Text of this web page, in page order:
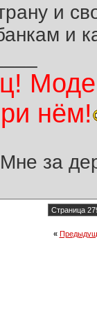
и
и
нём!
Мне за
Страница
«